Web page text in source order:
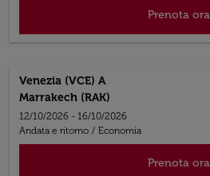
Prenota ora
Venezia (VCE) A
Marrakech (RAK)
12/10/2026 - 16/10/2026
Andata e ritorno / Economia
Prenota ora